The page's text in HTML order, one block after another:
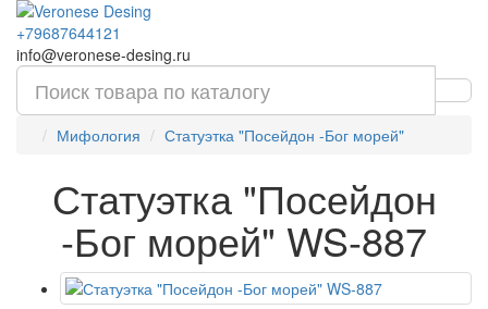
+79687644121
info@veronese-desing.ru
Мифология Статуэтка "Посейдон -Бог морей"
Статуэтка "Посейдон
-Бог морей" WS-887